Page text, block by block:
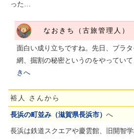
った…
なおきち（古旅管理人）
面白い成り立ちですね。先日、ブラ
網、掘割の秘密というのをやってい
きへ
裕人 さんから
長浜の町並み（滋賀県長浜市） へ
長浜は鉄道スクエアや慶雲館、旧開智